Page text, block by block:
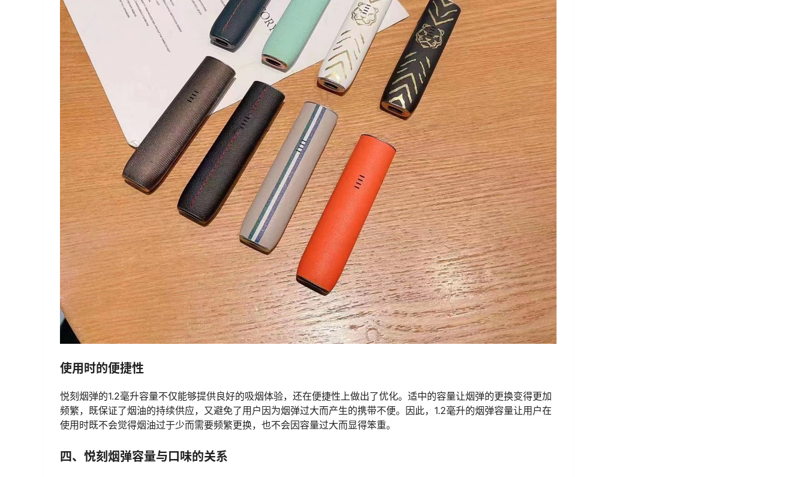
使用时的便捷性
悦刻烟弹的1.2毫升容量不仅能够提供良好的吸烟体验，还在便捷性上做出了优化。适中的容量让烟弹的更换变得更加
频繁，既保证了烟油的持续供应，又避免了用户因为烟弹过大而产生的携带不便。因此，1.2毫升的烟弹容量让用户在
使用时既不会觉得烟油过于少而需要频繁更换，也不会因容量过大而显得笨重。
四、悦刻烟弹容量与口味的关系